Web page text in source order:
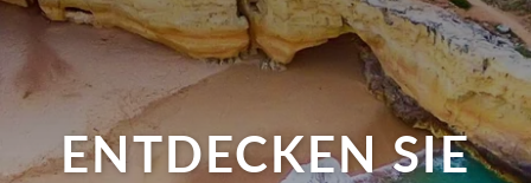
ENTDECKEN SIE